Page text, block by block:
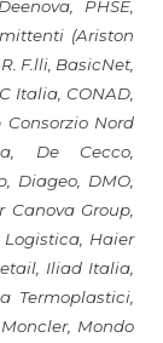
PHSE,
(Ariston
F.lli, BasicNet,
Italia, CONAD,
Consorzio Nord
De Cecco,
Diageo, DMO,
Canova Group,
Logistica, Haier
Iliad Italia,
Termoplastici,
Mondo